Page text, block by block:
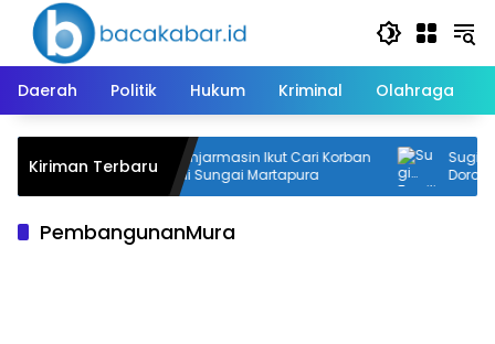
Langsung
konten
Daerah
Politik Hukum Kriminal Olahraga
Kiriman Terbaru
Kapolresta Banjarmasin Ikut Cari Korban
Tenggelam di Sungai Martapura
Sugi
Dorong
PembangunanMura